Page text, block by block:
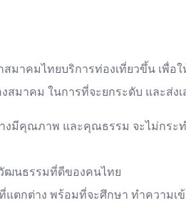
าคมไทยบริการท่องเที่ยวขึ้น เพื่
าคม ในการที่จะยกระดับ และส่ง
คุณภาพ และคุณธรรม จะไม่กระท
ฒนธรรมที่ดีของคนไทย
ตกต่าง พร้อมที่จะศึกษา ทำความเ